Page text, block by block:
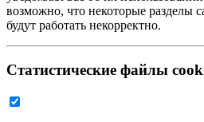
возможно, что некоторые разделы
будут работать некорректно.
Статистические файлы